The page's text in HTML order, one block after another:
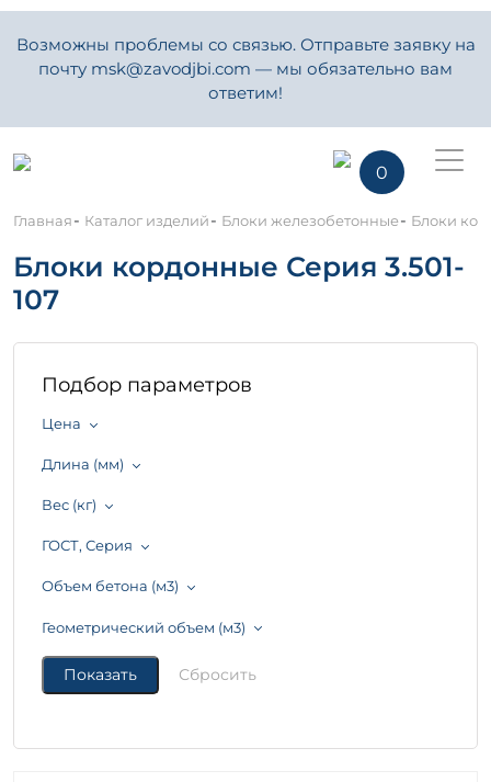
Возможны проблемы со связью. Отправьте заявку на
почту msk@zavodjbi.com — мы обязательно вам
ответим!
0
Главная- Каталог изделий- Блоки железобетонные- Блоки
Блоки кордонные Серия 3.501-
107
Подбор параметров
Цена
Длина (мм)
Вес (кг)
ГОСТ, Серия
Объем бетона (м3)
Геометрический объем (м3)